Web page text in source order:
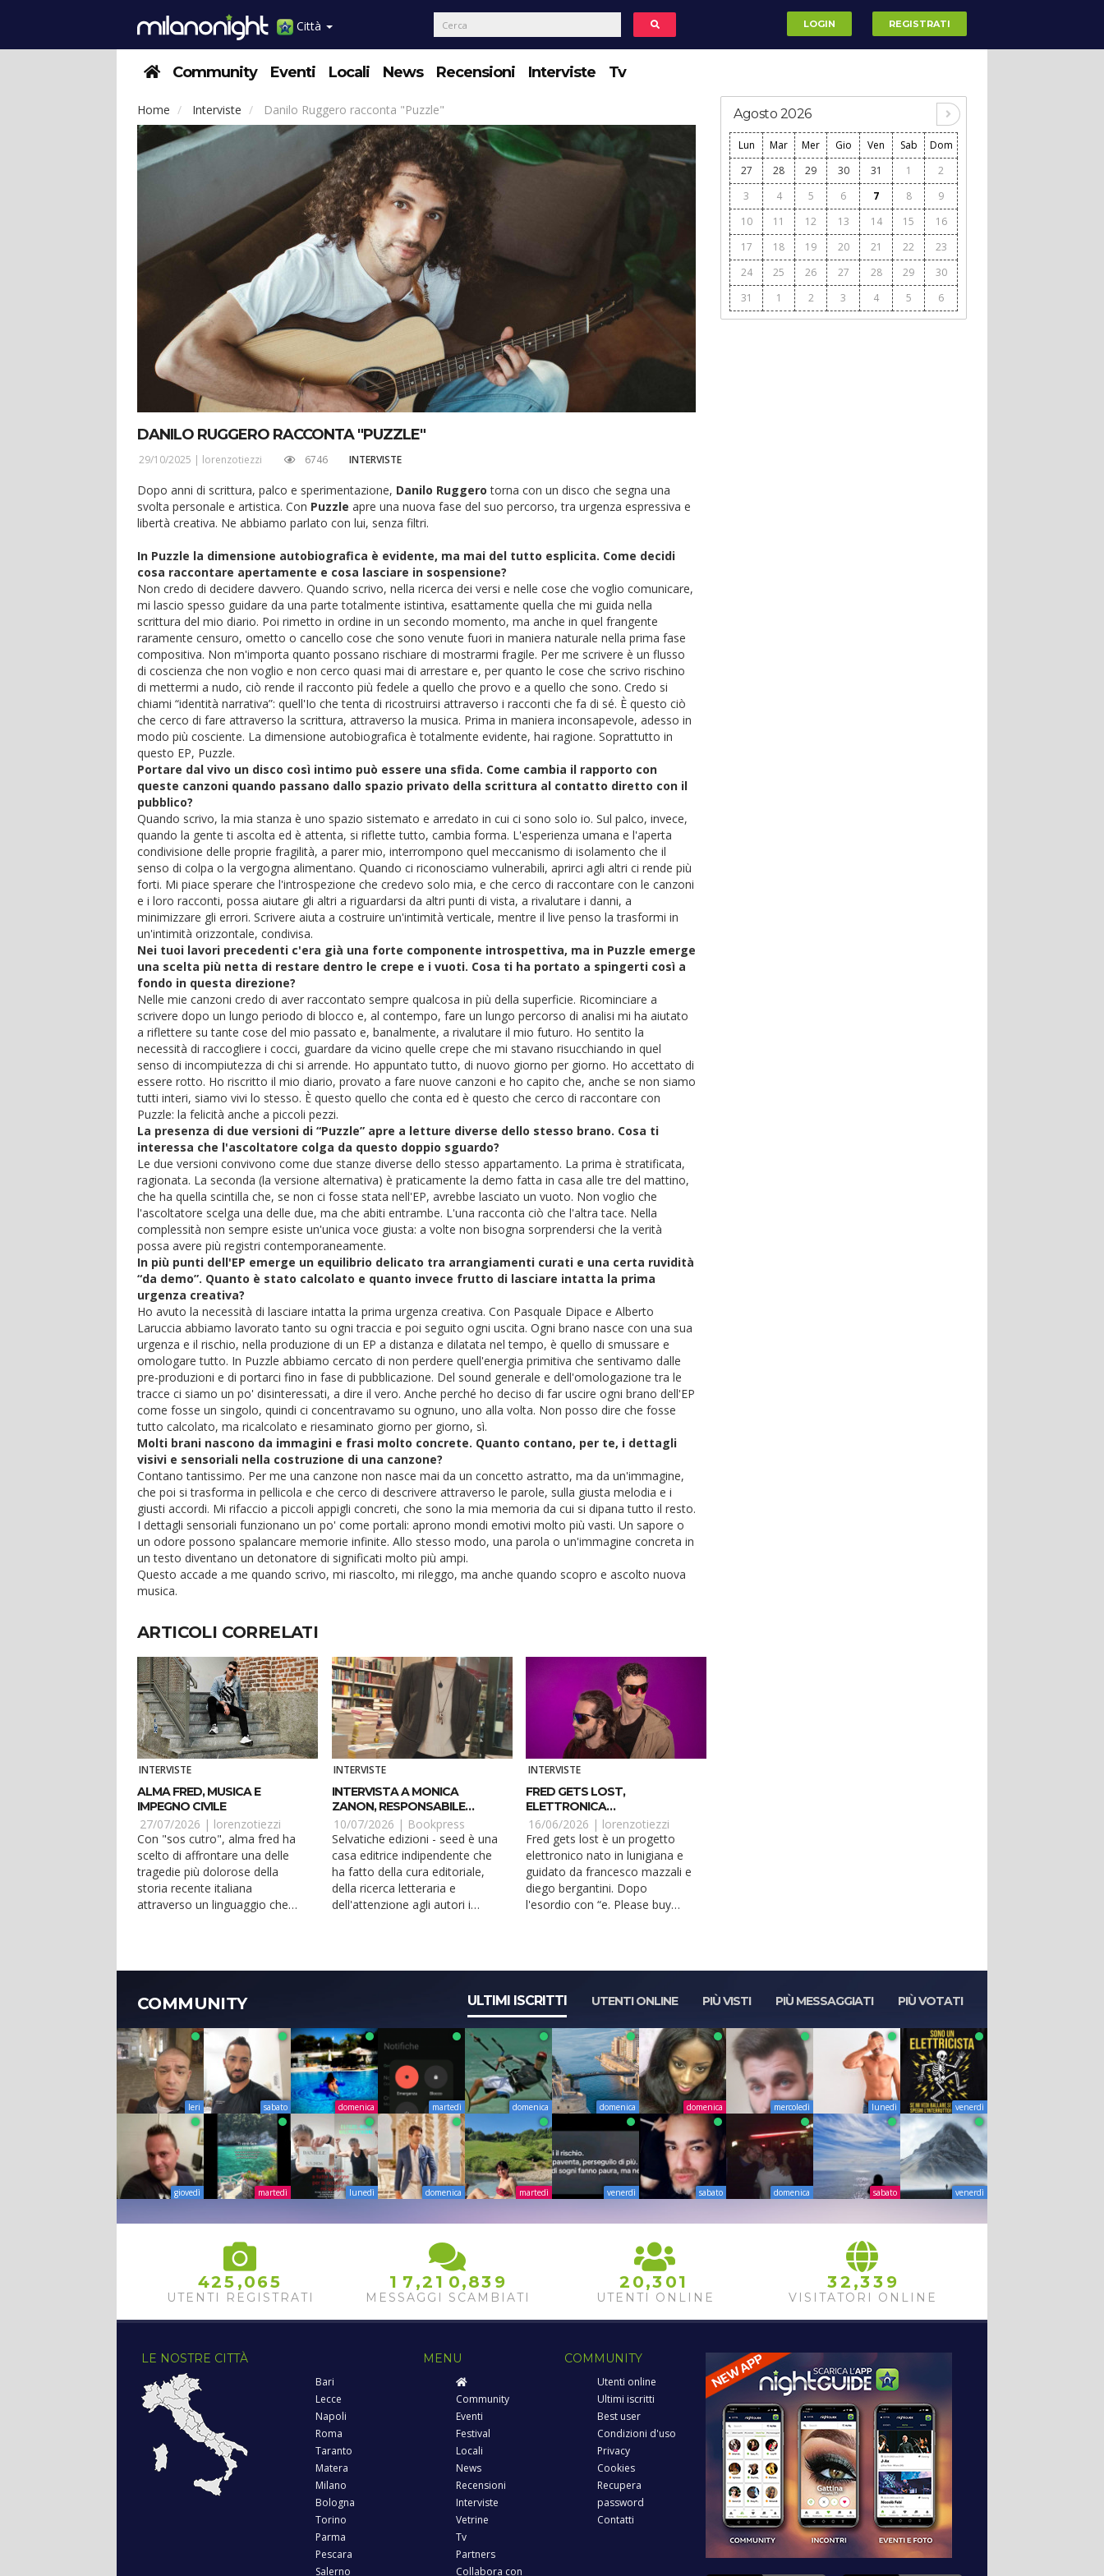
Città LOGIN REGISTRATI
Community Eventi Locali News Recensioni Interviste Tv
Home Interviste Danilo Ruggero racconta "Puzzle"
DANILO RUGGERO RACCONTA "PUZZLE"
29/10/2025 | lorenzotiezzi 6746 INTERVISTE
Dopo anni di scrittura, palco e sperimentazione, Danilo Ruggero torna con un disco che segna una
svolta personale e artistica. Con Puzzle apre una nuova fase del suo percorso, tra urgenza espressiva e
libertà creativa. Ne abbiamo parlato con lui, senza filtri.
In Puzzle la dimensione autobiografica è evidente, ma mai del tutto esplicita. Come decidi
cosa raccontare apertamente e cosa lasciare in sospensione?
Non credo di decidere davvero. Quando scrivo, nella ricerca dei versi e nelle cose che voglio comunicare,
mi lascio spesso guidare da una parte totalmente istintiva, esattamente quella che mi guida nella
scrittura del mio diario. Poi rimetto in ordine in un secondo momento, ma anche in quel frangente
raramente censuro, ometto o cancello cose che sono venute fuori in maniera naturale nella prima fase
compositiva. Non m'importa quanto possano rischiare di mostrarmi fragile. Per me scrivere è un flusso
di coscienza che non voglio e non cerco quasi mai di arrestare e, per quanto le cose che scrivo rischino
di mettermi a nudo, ciò rende il racconto più fedele a quello che provo e a quello che sono. Credo si
chiami “identità narrativa”: quell'Io che tenta di ricostruirsi attraverso i racconti che fa di sé. È questo ciò
che cerco di fare attraverso la scrittura, attraverso la musica. Prima in maniera inconsapevole, adesso in
modo più cosciente. La dimensione autobiografica è totalmente evidente, hai ragione. Soprattutto in
questo EP, Puzzle.
Portare dal vivo un disco così intimo può essere una sfida. Come cambia il rapporto con
queste canzoni quando passano dallo spazio privato della scrittura al contatto diretto con il
pubblico?
Quando scrivo, la mia stanza è uno spazio sistemato e arredato in cui ci sono solo io. Sul palco, invece,
quando la gente ti ascolta ed è attenta, si riflette tutto, cambia forma. L'esperienza umana e l'aperta
condivisione delle proprie fragilità, a parer mio, interrompono quel meccanismo di isolamento che il
senso di colpa o la vergogna alimentano. Quando ci riconosciamo vulnerabili, aprirci agli altri ci rende più
forti. Mi piace sperare che l'introspezione che credevo solo mia, e che cerco di raccontare con le canzoni
e i loro racconti, possa aiutare gli altri a riguardarsi da altri punti di vista, a rivalutare i danni, a
minimizzare gli errori. Scrivere aiuta a costruire un'intimità verticale, mentre il live penso la trasformi in
un'intimità orizzontale, condivisa.
Nei tuoi lavori precedenti c'era già una forte componente introspettiva, ma in Puzzle emerge
una scelta più netta di restare dentro le crepe e i vuoti. Cosa ti ha portato a spingerti così a
fondo in questa direzione?
Nelle mie canzoni credo di aver raccontato sempre qualcosa in più della superficie. Ricominciare a
scrivere dopo un lungo periodo di blocco e, al contempo, fare un lungo percorso di analisi mi ha aiutato
a riflettere su tante cose del mio passato e, banalmente, a rivalutare il mio futuro. Ho sentito la
necessità di raccogliere i cocci, guardare da vicino quelle crepe che mi stavano risucchiando in quel
senso di incompiutezza di chi si arrende. Ho appuntato tutto, di nuovo giorno per giorno. Ho accettato di
essere rotto. Ho riscritto il mio diario, provato a fare nuove canzoni e ho capito che, anche se non siamo
tutti interi, siamo vivi lo stesso. È questo quello che conta ed è questo che cerco di raccontare con
Puzzle: la felicità anche a piccoli pezzi.
La presenza di due versioni di “Puzzle” apre a letture diverse dello stesso brano. Cosa ti
interessa che l'ascoltatore colga da questo doppio sguardo?
Le due versioni convivono come due stanze diverse dello stesso appartamento. La prima è stratificata,
ragionata. La seconda (la versione alternativa) è praticamente la demo fatta in casa alle tre del mattino,
che ha quella scintilla che, se non ci fosse stata nell'EP, avrebbe lasciato un vuoto. Non voglio che
l'ascoltatore scelga una delle due, ma che abiti entrambe. L'una racconta ciò che l'altra tace. Nella
complessità non sempre esiste un'unica voce giusta: a volte non bisogna sorprendersi che la verità
possa avere più registri contemporaneamente.
In più punti dell'EP emerge un equilibrio delicato tra arrangiamenti curati e una certa ruvidità
“da demo”. Quanto è stato calcolato e quanto invece frutto di lasciare intatta la prima
urgenza creativa?
Ho avuto la necessità di lasciare intatta la prima urgenza creativa. Con Pasquale Dipace e Alberto
Laruccia abbiamo lavorato tanto su ogni traccia e poi seguito ogni uscita. Ogni brano nasce con una sua
urgenza e il rischio, nella produzione di un EP a distanza e dilatata nel tempo, è quello di smussare e
omologare tutto. In Puzzle abbiamo cercato di non perdere quell'energia primitiva che sentivamo dalle
pre-produzioni e di portarci fino in fase di pubblicazione. Del sound generale e dell'omologazione tra le
tracce ci siamo un po' disinteressati, a dire il vero. Anche perché ho deciso di far uscire ogni brano dell'EP
come fosse un singolo, quindi ci concentravamo su ognuno, uno alla volta. Non posso dire che fosse
tutto calcolato, ma ricalcolato e riesaminato giorno per giorno, sì.
Molti brani nascono da immagini e frasi molto concrete. Quanto contano, per te, i dettagli
visivi e sensoriali nella costruzione di una canzone?
Contano tantissimo. Per me una canzone non nasce mai da un concetto astratto, ma da un'immagine,
che poi si trasforma in pellicola e che cerco di descrivere attraverso le parole, sulla giusta melodia e i
giusti accordi. Mi rifaccio a piccoli appigli concreti, che sono la mia memoria da cui si dipana tutto il resto.
I dettagli sensoriali funzionano un po' come portali: aprono mondi emotivi molto più vasti. Un sapore o
un odore possono spalancare memorie infinite. Allo stesso modo, una parola o un'immagine concreta in
un testo diventano un detonatore di significati molto più ampi.
Questo accade a me quando scrivo, mi riascolto, mi rileggo, ma anche quando scopro e ascolto nuova
musica.
ARTICOLI CORRELATI
INTERVISTE
ALMA FRED, MUSICA E
IMPEGNO CIVILE
27/07/2026 | lorenzotiezzi
Con "sos cutro", alma fred ha
scelto di affrontare una delle
tragedie più dolorose della
storia recente italiana
attraverso un linguaggio che
INTERVISTE
INTERVISTA A MONICA
ZANON, RESPONSABILE
DELLA CASA EDITRICE
SELVATICHE EDIZIONI – SEED.
10/07/2026 | Bookpress
Selvatiche edizioni - seed è una
casa editrice indipendente che
ha fatto della cura editoriale,
della ricerca letteraria e
dell'attenzione agli autori i
INTERVISTE
FRED GETS LOST,
ELETTRONICA
INTERNAZIONALE... CHE
NASCE IN LUNIGIANA
16/06/2026 | lorenzotiezzi
Fred gets lost è un progetto
elettronico nato in lunigiana e
guidato da francesco mazzali e
diego bergantini. Dopo
l'esordio con “e. Please buy
Agosto 2026
Lun Mar Mer Gio Ven Sab
Dom
27
28 29 30 31 1
2
3
4 5 6 7 8
9
10
11 12 13 14 15
16
17
18 19 20 21 22
23
24
25 26 27 28 29
30
31
1 2 3 4 5 6
COMMUNITY ULTIMI ISCRITTI UTENTI ONLINE PIÙ VISTI PIÙ MESSAGGIATI PIÙ VOTATI
Ieri sabato domenica martedì domenica domenica domenica mercoledì lunedì venerdì
giovedì martedì lunedì domenica martedì venerdì sabato domenica sabato venerdì
425 ,065
UTENTI REGISTRATI
1 7 ,2 1 0,83 9
MESSAGGI SCAMBIATI
2 0,3 01
UTENTI ONLINE
32 ,33 9
VISITATORI ONLINE
LE NOSTRE CITTÀ
Bari
Lecce
Napoli
Roma
Taranto
Matera
Milano
Bologna
Torino
Parma
Pescara
Salerno
MENU
Community
Eventi
Festival
Locali
News
Recensioni
Interviste
Vetrine
Tv
Partners
Collabora con
COMMUNITY
Utenti online
Ultimi iscritti
Best user
Condizioni d'uso
Privacy
Cookies
Recupera
password
Contatti